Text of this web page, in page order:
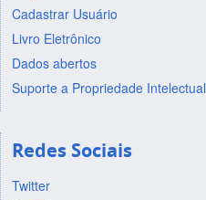
Cadastrar Usuário
Livro Eletrônico
Dados abertos
Suporte a Propriedade Intelectual
Redes Sociais
Twitter